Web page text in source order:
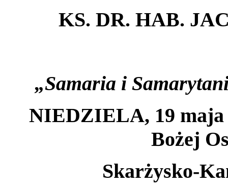
KS. DR. HAB.
„Samaria i
NIEDZIELA, 19
Bożej
Skarżysko-